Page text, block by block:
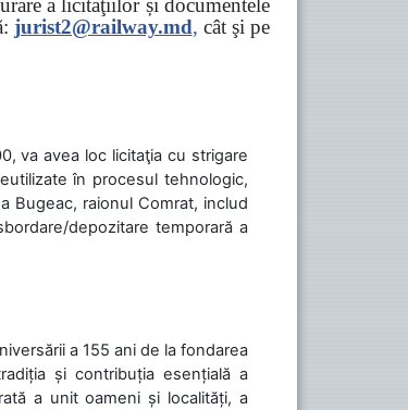
a licitaţiilor și documentele
jurist2@railway.md, cât şi pe
va avea loc licitaţia cu strigare
în procesul tehnologic,
Bugeac, raionul Comrat, includ
depozitare temporară a
a 155 ani de la fondarea
și contribuția esențială a
a unit oameni și localități, a